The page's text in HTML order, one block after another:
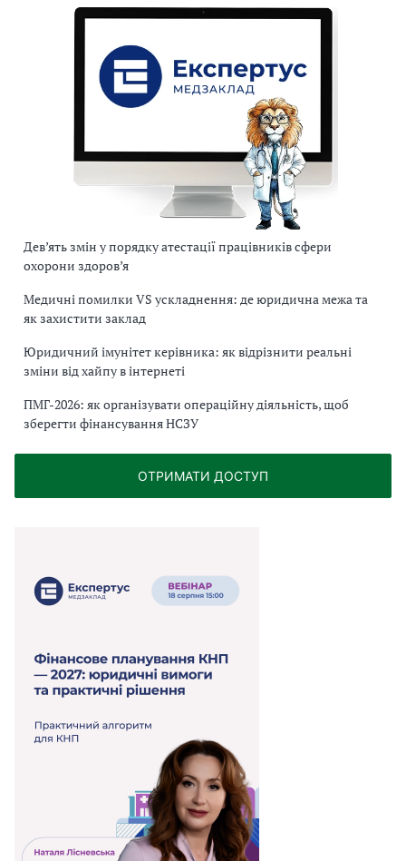
Дев’ять змін у порядку атестації працівників сфери
охорони здоров’я
Медичні помилки VS ускладнення: де юридична межа та
як захистити заклад
Юридичний імунітет керівника: як відрізнити реальні
зміни від хайпу в інтернеті
ПМГ-2026: як організувати операційну діяльність, щоб
зберегти фінансування НСЗУ
ОТРИМАТИ ДОСТУП